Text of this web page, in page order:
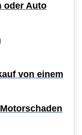
oder Auto
von einem